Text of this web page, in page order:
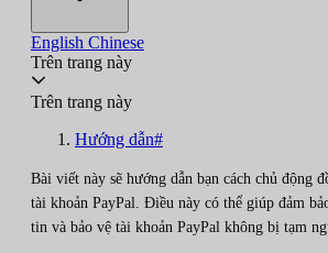
English Chinese
Trên trang này
Trên trang này
Hướng dẫn#
Bài viết này sẽ hướng dẫn bạn cách chủ động
tài khoản PayPal. Điều này có thể giúp đảm
tin và bảo vệ tài khoản PayPal không bị tạm